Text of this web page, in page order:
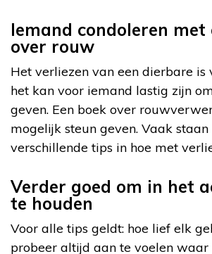
Iemand condoleren met
over rouw
Het verliezen van een dierbare
het kan voor iemand lastig zijn
geven. Een boek over
mogelijk steun geven. Vaak
verschillende tips in hoe met
Verder goed om in het
te houden
Voor alle tips geldt: hoe lief elk
probeer altijd aan te voelen